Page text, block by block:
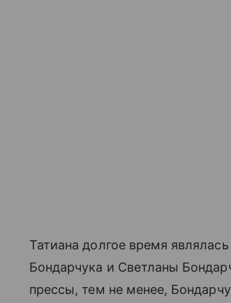
Татиана долгое время
Бондарчука и Светланы
прессы, тем не менее,